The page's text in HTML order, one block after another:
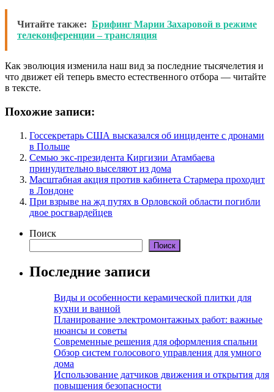
Читайте также: Брифинг Марии Захаровой в режиме
телеконференции – трансляция
Как эволюция изменила наш вид за последние тысячелетия и
что движет ей теперь вместо естественного отбора — читайте
в тексте.
Похожие записи:
Госсекретарь США высказался об инциденте с дронами
в Польше
Семью экс-президента Киргизии Атамбаева
принудительно выселяют из дома
Масштабная акция против кабинета Стармера проходит
в Лондоне
При взрыве на жд путях в Орловской области погибли
двое росгвардейцев
Поиск
Поиск
Последние записи
Виды и особенности керамической плитки для
кухни и ванной
Планирование электромонтажных работ: важные
нюансы и советы
Современные решения для оформления спальни
Обзор систем голосового управления для умного
дома
Использование датчиков движения и открытия для
повышения безопасности